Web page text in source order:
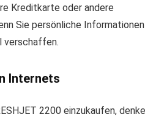
Kreditkarte oder andere
Sie persönliche Informationen
verschaffen.
Internets
2200 einzukaufen,